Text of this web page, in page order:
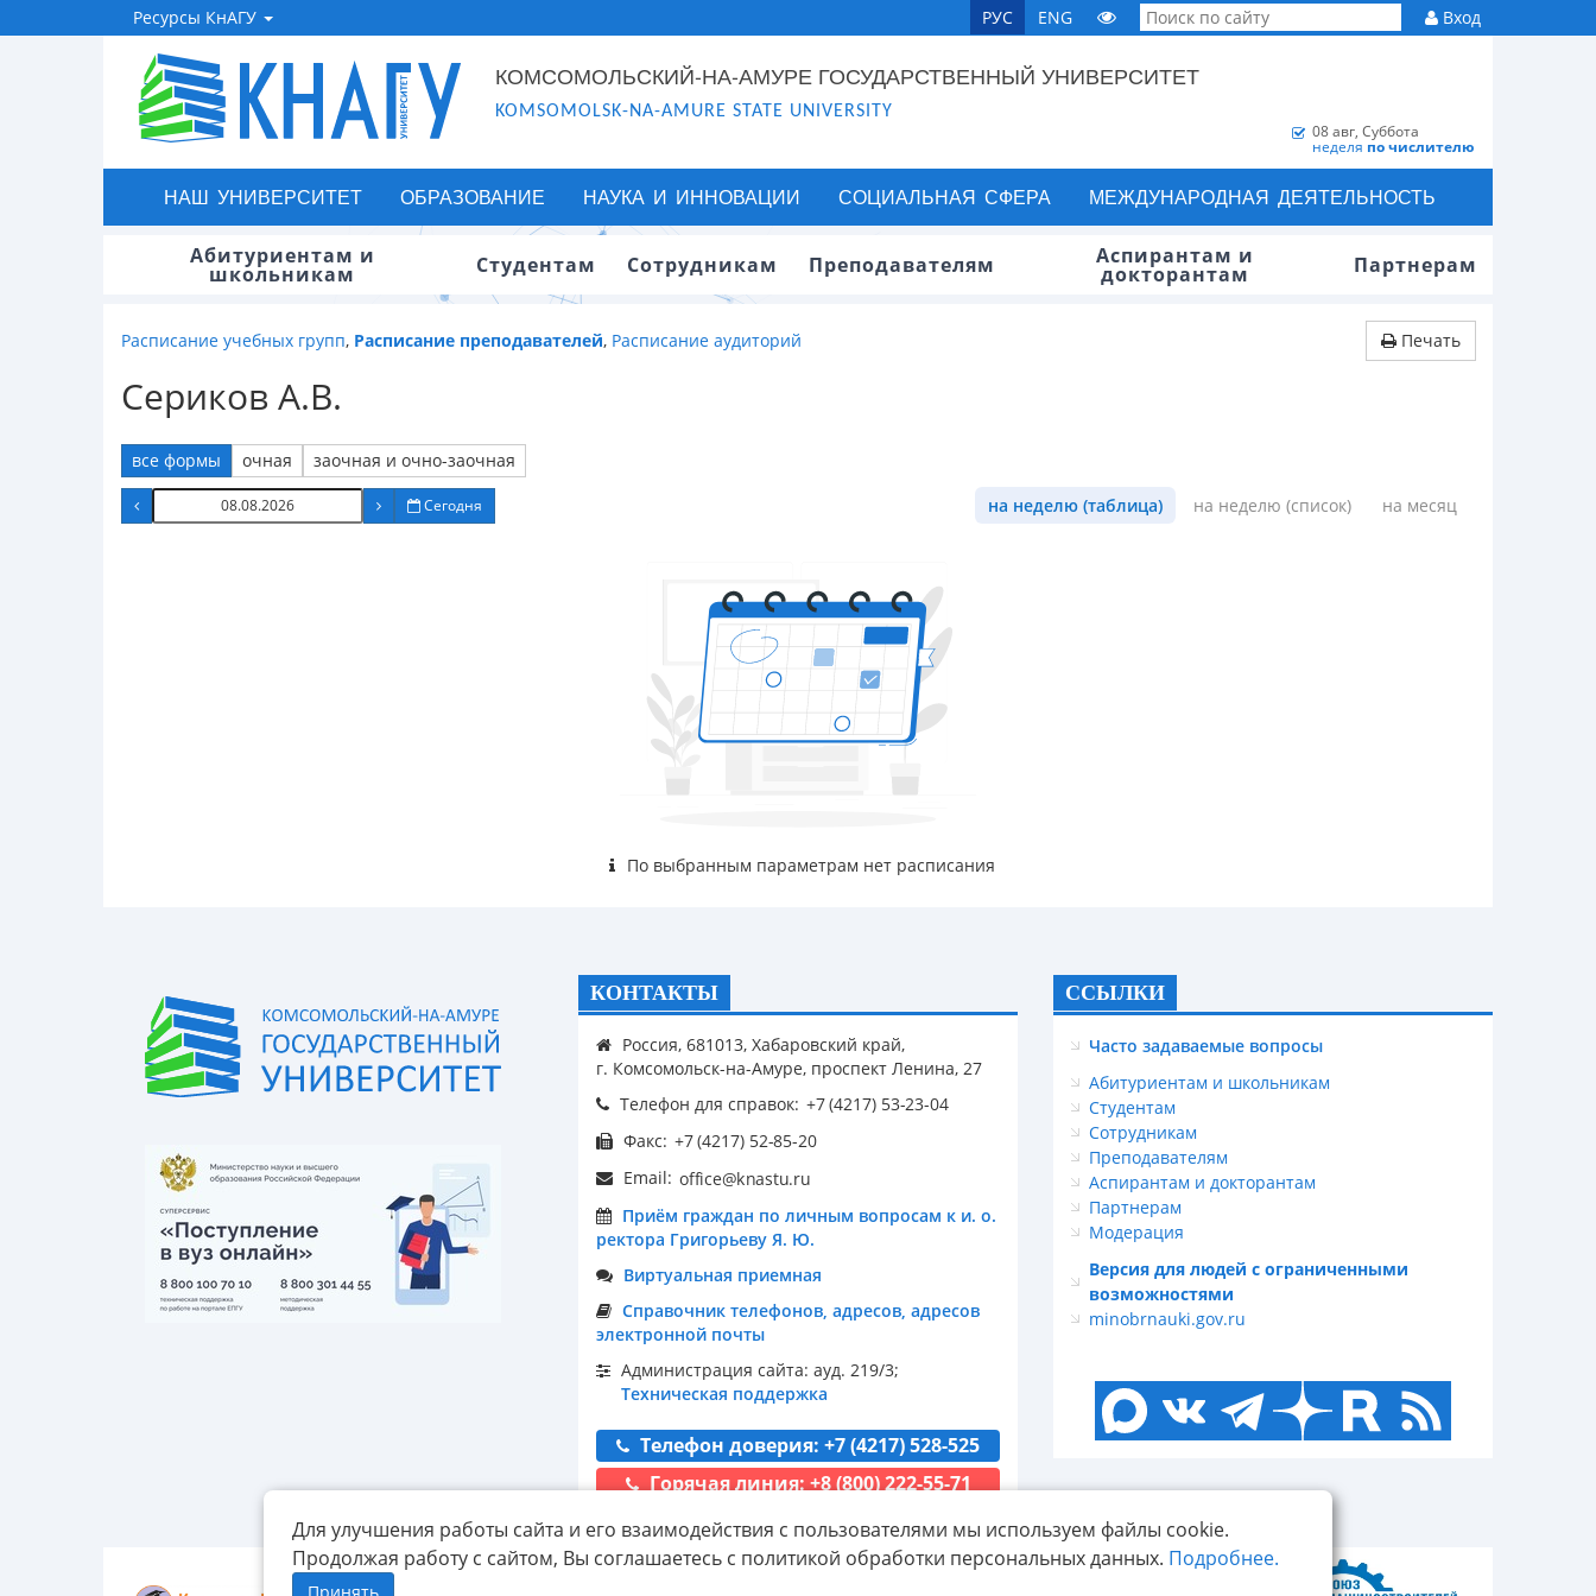
Ресурсы КнАГУ РУС ENG Вход
КОМСОМОЛЬСКИЙ-НА-АМУРЕ ГОСУДАРСТВЕННЫЙ УНИВЕРСИТЕТ
KOMSOMOLSK-NA-AMURE STATE UNIVERSITY
08 авг, Суббота
неделя по числителю
НАШ УНИВЕРСИТЕТ ОБРАЗОВАНИЕ НАУКА И ИННОВАЦИИ СОЦИАЛЬНАЯ СФЕРА МЕЖДУНАРОДНАЯ ДЕЯТЕЛЬНОСТЬ
Абитуриентам и
школьникам Студентам Сотрудникам Преподавателям Аспирантам и
докторантам Партнерам
Расписание учебных групп, Расписание преподавателей, Расписание аудиторий Печать
Сериков А.В.
все формы очная заочная и очно-заочная
Сегодня на неделю (таблица) на неделю (список) на месяц
По выбранным параметрам нет расписания
Для улучшения работы сайта и его взаимодействия с пользователями мы используем файлы cookie.
Продолжая работу с сайтом, Вы соглашаетесь с политикой обработки персональных данных. Подробнее.
КОНТАКТЫ
Россия, 681013, Хабаровский край,
г. Комсомольск-на-Амуре, проспект Ленина, 27
Телефон для справок:
Факс:
Email:
Приём граждан по личным вопросам к и. о.
ректора Григорьеву Я. Ю.
Виртуальная приемная
Справочник телефонов, адресов, адресов
электронной почты
Администрация сайта: ауд. 219/3;
Техническая поддержка
Телефон доверия: +7 (4217) 528-525
Горячая линия: +8 (800) 222-55-71
ССЫЛКИ
Часто задаваемые вопросы
Абитуриентам и школьникам
Студентам
Сотрудникам
Преподавателям
Аспирантам и докторантам
Партнерам
Модерация
Версия для людей с ограниченными
возможностями
minobrnauki.gov.ru